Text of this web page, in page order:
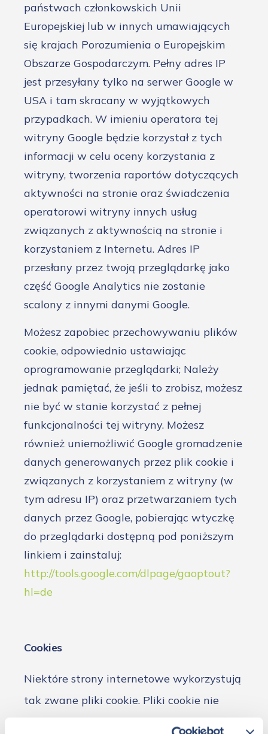
państwach członkowskich Unii
Europejskiej lub w innych umawiających
się krajach Porozumienia o Europejskim
Obszarze Gospodarczym. Pełny adres IP
jest przesyłany tylko na serwer Google w
USA i tam skracany w wyjątkowych
przypadkach. W imieniu operatora tej
witryny Google będzie korzystał z tych
informacji w celu oceny korzystania z
witryny, tworzenia raportów dotyczących
aktywności na stronie oraz świadczenia
operatorowi witryny innych usług
związanych z aktywnością na stronie i
korzystaniem z Internetu. Adres IP
przesłany przez twoją przeglądarkę jako
część Google Analytics nie zostanie
scalony z innymi danymi Google.
Możesz zapobiec przechowywaniu plików
cookie, odpowiednio ustawiając
oprogramowanie przeglądarki; Należy
jednak pamiętać, że jeśli to zrobisz, możesz
nie być w stanie korzystać z pełnej
funkcjonalności tej witryny. Możesz
również uniemożliwić Google gromadzenie
danych generowanych przez plik cookie i
związanych z korzystaniem z witryny (w
tym adresu IP) oraz przetwarzaniem tych
danych przez Google, pobierając wtyczkę
do przeglądarki dostępną pod poniższym
linkiem i zainstaluj:
http://tools.google.com/dlpage/gaoptout?
hl=de
Cookies
Niektóre strony internetowe wykorzystują
tak zwane pliki cookie. Pliki cookie nie